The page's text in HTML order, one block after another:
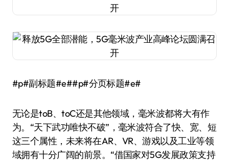
#p#副标题#e##p#分页标题#e#
无论是toB、toC还是其他领域，毫米波都将大有作
为。“天下武功唯快不破”，毫米波符合了快、宽、短
这三个属性，未来将在AR、VR、游戏以及工业等领
域拥有十分广阔的前景。“借国家对5G发展政策支持